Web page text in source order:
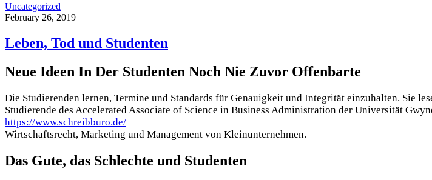
Uncategorized
February 26, 2019
Leben, Tod und Studenten
Neue Ideen In Der Studenten Noch Nie Zuvor Offenbarte
Die Studierenden lernen, Termine und Standards für Genauigkeit und Integrität einzuhalten. Sie
Studierende des Accelerated Associate of Science in Business Administration der Universität
https://www.schreibburo.de/
Wirtschaftsrecht, Marketing und Management von Kleinunternehmen.
Das Gute, das Schlechte und Studenten